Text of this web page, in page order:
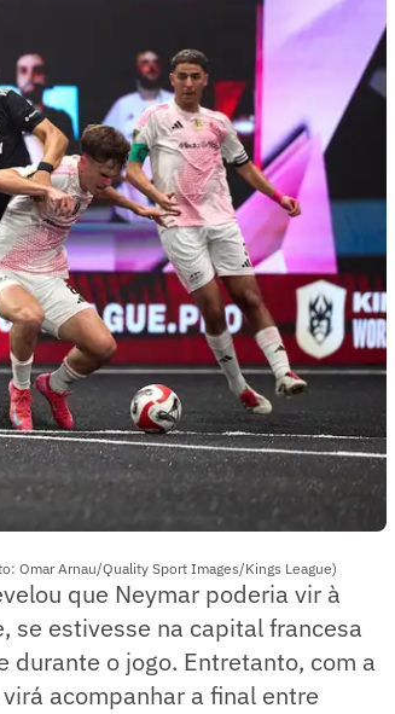
Omar Arnau/Quality Sport Images/Kings League)
que Neymar poderia vir à
se estivesse na capital francesa
o jogo. Entretanto, com a
acompanhar a final entre